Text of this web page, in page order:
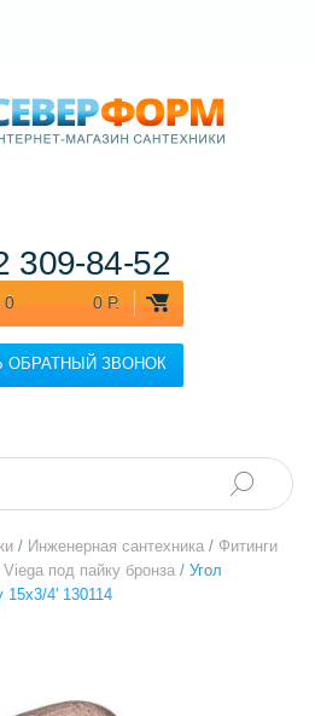
0 0 Р.
ОБРАТНЫЙ ЗВОНОК
309-84-52
/ Инженерная сантехника / Фитинги
под пайку бронза / Угол
15х3/4' 130114